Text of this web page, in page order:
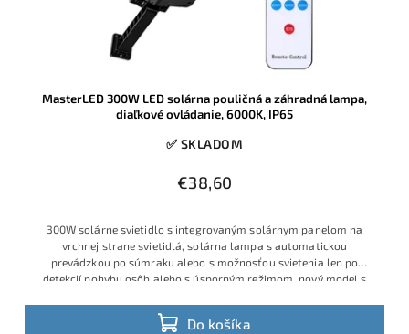
MasterLED 300W LED solárna pouličná a záhradná lampa,
diaľkové ovládanie, 6000K, IP65
✅ SKLADOM
€38,60
Do košíka
300W solárne svietidlo s integrovaným solárnym panelom na
vrchnej strane svietidlá, solárna lampa s automatickou
prevádzkou po súmraku alebo s možnosťou svietenia len po
detekcií pohybu osôb alebo s úsporným režimom, nový model s